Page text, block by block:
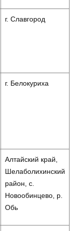
г. Славгород
г. Белокуриха
Алтайский край,
Шелаболихинский
район, с.
Новообинцево, р.
Обь